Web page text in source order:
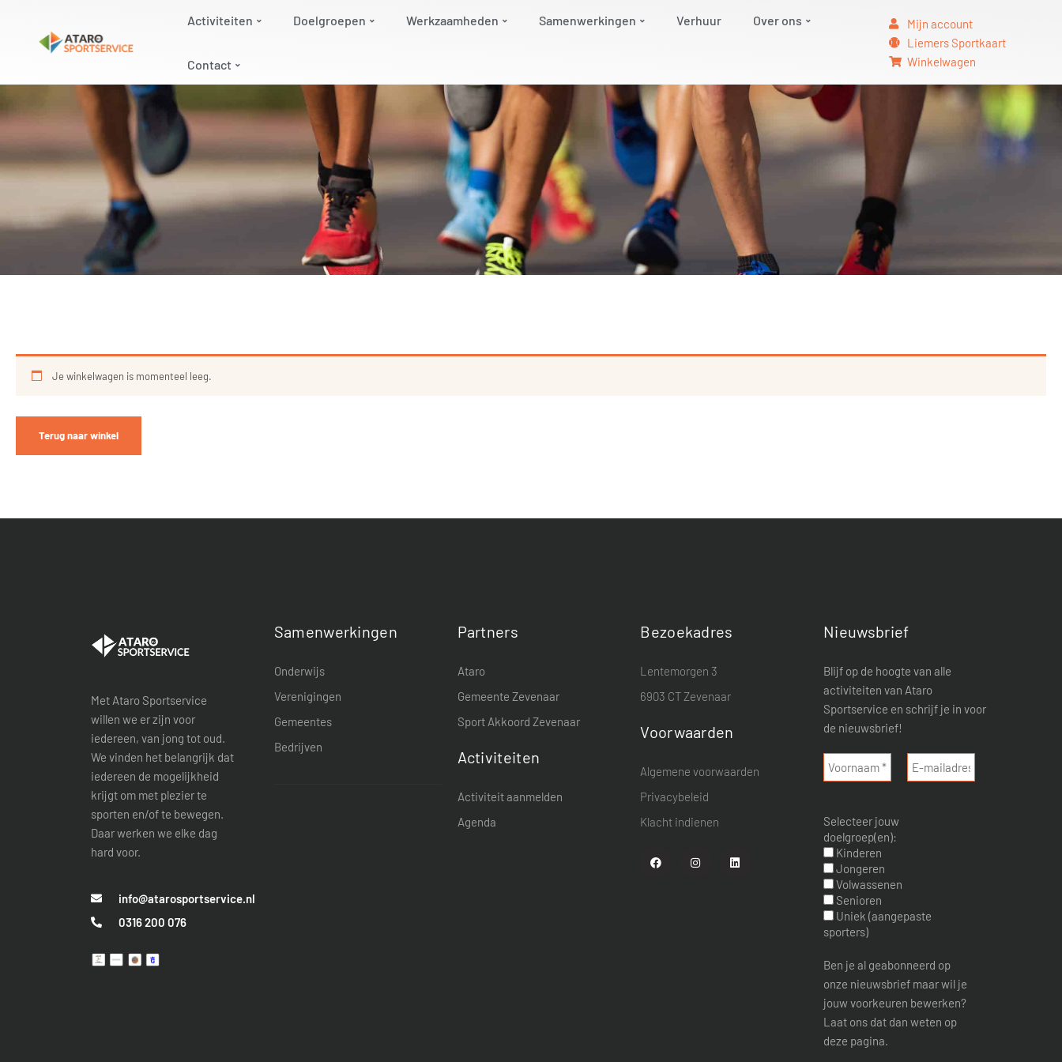
Activiteiten Doelgroepen Werkzaamheden Samenwerkingen Verhuur Over ons
Contact
Mijn account
Liemers Sportkaart
Winkelwagen
Je winkelwagen is momenteel leeg.
Terug naar winkel
Met Ataro Sportservice
willen we er zijn voor
iedereen, van jong tot oud.
We vinden het belangrijk dat
iedereen de mogelijkheid
krijgt om met plezier te
sporten en/of te bewegen.
Daar werken we elke dag
hard voor.
info@atarosportservice.nl
0316 200 076
Samenwerkingen
Onderwijs
Verenigingen
Gemeentes
Bedrijven
Partners
Ataro
Gemeente Zevenaar
Sport Akkoord Zevenaar
Activiteiten
Activiteit aanmelden
Agenda
Bezoekadres
Lentemorgen 3
6903 CT Zevenaar
Voorwaarden
Algemene voorwaarden
Privacybeleid
Klacht indienen
Nieuwsbrief
Blijf op de hoogte van alle
activiteiten van Ataro
Sportservice en schrijf je in voor
de nieuwsbrief!
Selecteer jouw
doelgroep(en):
Kinderen
Jongeren
Volwassenen
Senioren
Uniek (aangepaste
sporters)
Ben je al geabonneerd op
onze nieuwsbrief maar wil je
jouw voorkeuren bewerken?
Laat ons dat dan weten op
deze pagina.